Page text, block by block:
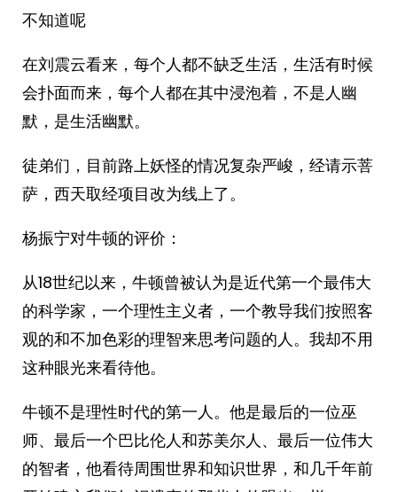
不知道呢
在刘震云看来，每个人都不缺乏生活，生活有时候
会扑面而来，每个人都在其中浸泡着，不是人幽
默，是生活幽默。 ​​​
徒弟们，目前路上妖怪的情况复杂严峻，经请示菩
萨，西天取经项目改为线上了。 ​​​
杨振宁对牛顿的评价：
从18世纪以来，牛顿曾被认为是近代第一个最伟大
的科学家，一个理性主义者，一个教导我们按照客
观的和不加色彩的理智来思考问题的人。我却不用
这种眼光来看待他。
牛顿不是理性时代的第一人。他是最后的一位巫
师、最后一个巴比伦人和苏美尔人、最后一位伟大
的智者，他看待周围世界和知识世界，和几千年前